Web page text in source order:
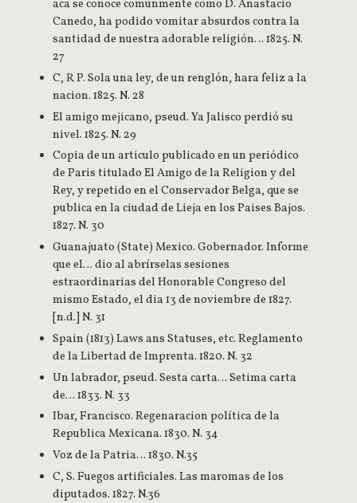
aca se conoce comúnmente como D. Anastacio
Canedo, ha podido vomitar absurdos contra la
santidad de nuestra adorable religión… 1825. N.
27
C, R P. Sola una ley, de un renglón, hara feliz a la
nacion. 1825. N. 28
El amigo mejicano, pseud. Ya Jalisco perdió su
nivel. 1825. N. 29
Copia de un articulo publicado en un periódico
de Paris titulado El Amigo de la Religion y del
Rey, y repetido en el Conservador Belga, que se
publica en la ciudad de Lieja en los Paises Bajos.
1827. N. 30
Guanajuato (State) Mexico. Gobernador. Informe
que el… dio al abrírselas sesiones
estraordinarias del Honorable Congreso del
mismo Estado, el dia 13 de noviembre de 1827.
[n.d.] N. 31
Spain (1813) Laws ans Statuses, etc. Reglamento
de la Libertad de Imprenta. 1820. N. 32
Un labrador, pseud. Sesta carta… Setima carta
de… 1833. N. 33
Ibar, Francisco. Regenaracion política de la
Republica Mexicana. 1830. N. 34
Voz de la Patria… 1830. N.35
C, S. Fuegos artificiales. Las maromas de los
diputados. 1827. N.36